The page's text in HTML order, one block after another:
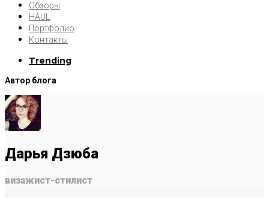
Обзоры
HAUL
Портфолио
Контакты
Trending
Автор блога
Дарья Дзюба
визажист-стилист